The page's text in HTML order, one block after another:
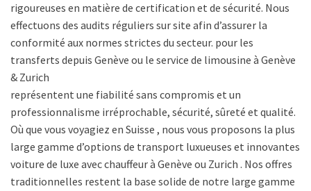
rigoureuses en matière de certification et de sécurité. Nous
effectuons des audits réguliers sur site afin d’assurer la
conformité aux normes strictes du secteur. pour les
transferts depuis Genève ou le service de limousine à Genève
& Zurich
représentent une fiabilité sans compromis et un
professionnalisme irréprochable, sécurité, sûreté et qualité.
Où que vous voyagiez en Suisse , nous vous proposons la plus
large gamme d’options de transport luxueuses et innovantes
voiture de luxe avec chauffeur à Genève ou Zurich . Nos offres
traditionnelles restent la base solide de notre large gamme